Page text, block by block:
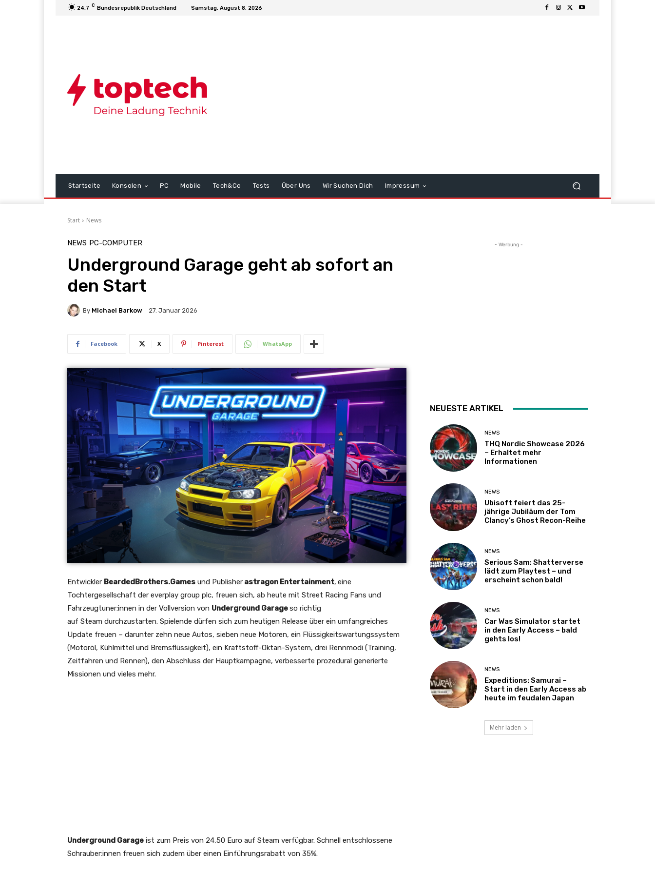
24.7 C Bundesrepublik Deutschland Samstag, August 8, 2026
Startseite Konsolen PC Mobile Tech&Co Tests Über Uns Wir Suchen Dich Impressum
Start News
NEWS PC-COMPUTER
Underground Garage geht ab sofort an
den Start
By Michael Barkow 27. Januar 2026
Facebook X Pinterest WhatsApp
Entwickler BeardedBrothers.Games und Publisher astragon Entertainment, eine
Tochtergesellschaft der everplay group plc, freuen sich, ab heute mit Street Racing Fans und
Fahrzeugtuner:innen in der Vollversion von Underground Garageso richtig
auf Steam durchzustarten. Spielende dürfen sich zum heutigen Release über ein umfangreiches
Update freuen – darunter zehn neue Autos, sieben neue Motoren, ein Flüssigkeitswartungssystem
(Motoröl, Kühlmittel und Bremsflüssigkeit), ein Kraftstoff-Oktan-System, drei Rennmodi (Training,
Zeitfahren und Rennen), den Abschluss der Hauptkampagne, verbesserte prozedural generierte
Missionen und vieles mehr.
Underground Garage ist zum Preis von 24,50 Euro auf Steam verfügbar. Schnell entschlossene
Schrauber:innen freuen sich zudem über einen Einführungsrabatt von 35%.
- Werbung -
NEUESTE ARTIKEL
NEWS
THQ Nordic Showcase 2026
– Erhaltet mehr
Informationen
NEWS
Ubisoft feiert das 25-
jährige Jubiläum der Tom
Clancy’s Ghost Recon-Reihe
NEWS
Serious Sam: Shatterverse
lädt zum Playtest – und
erscheint schon bald!
NEWS
Car Was Simulator startet
in den Early Access – bald
gehts los!
NEWS
Expeditions: Samurai –
Start in den Early Access ab
heute im feudalen Japan
Mehr laden